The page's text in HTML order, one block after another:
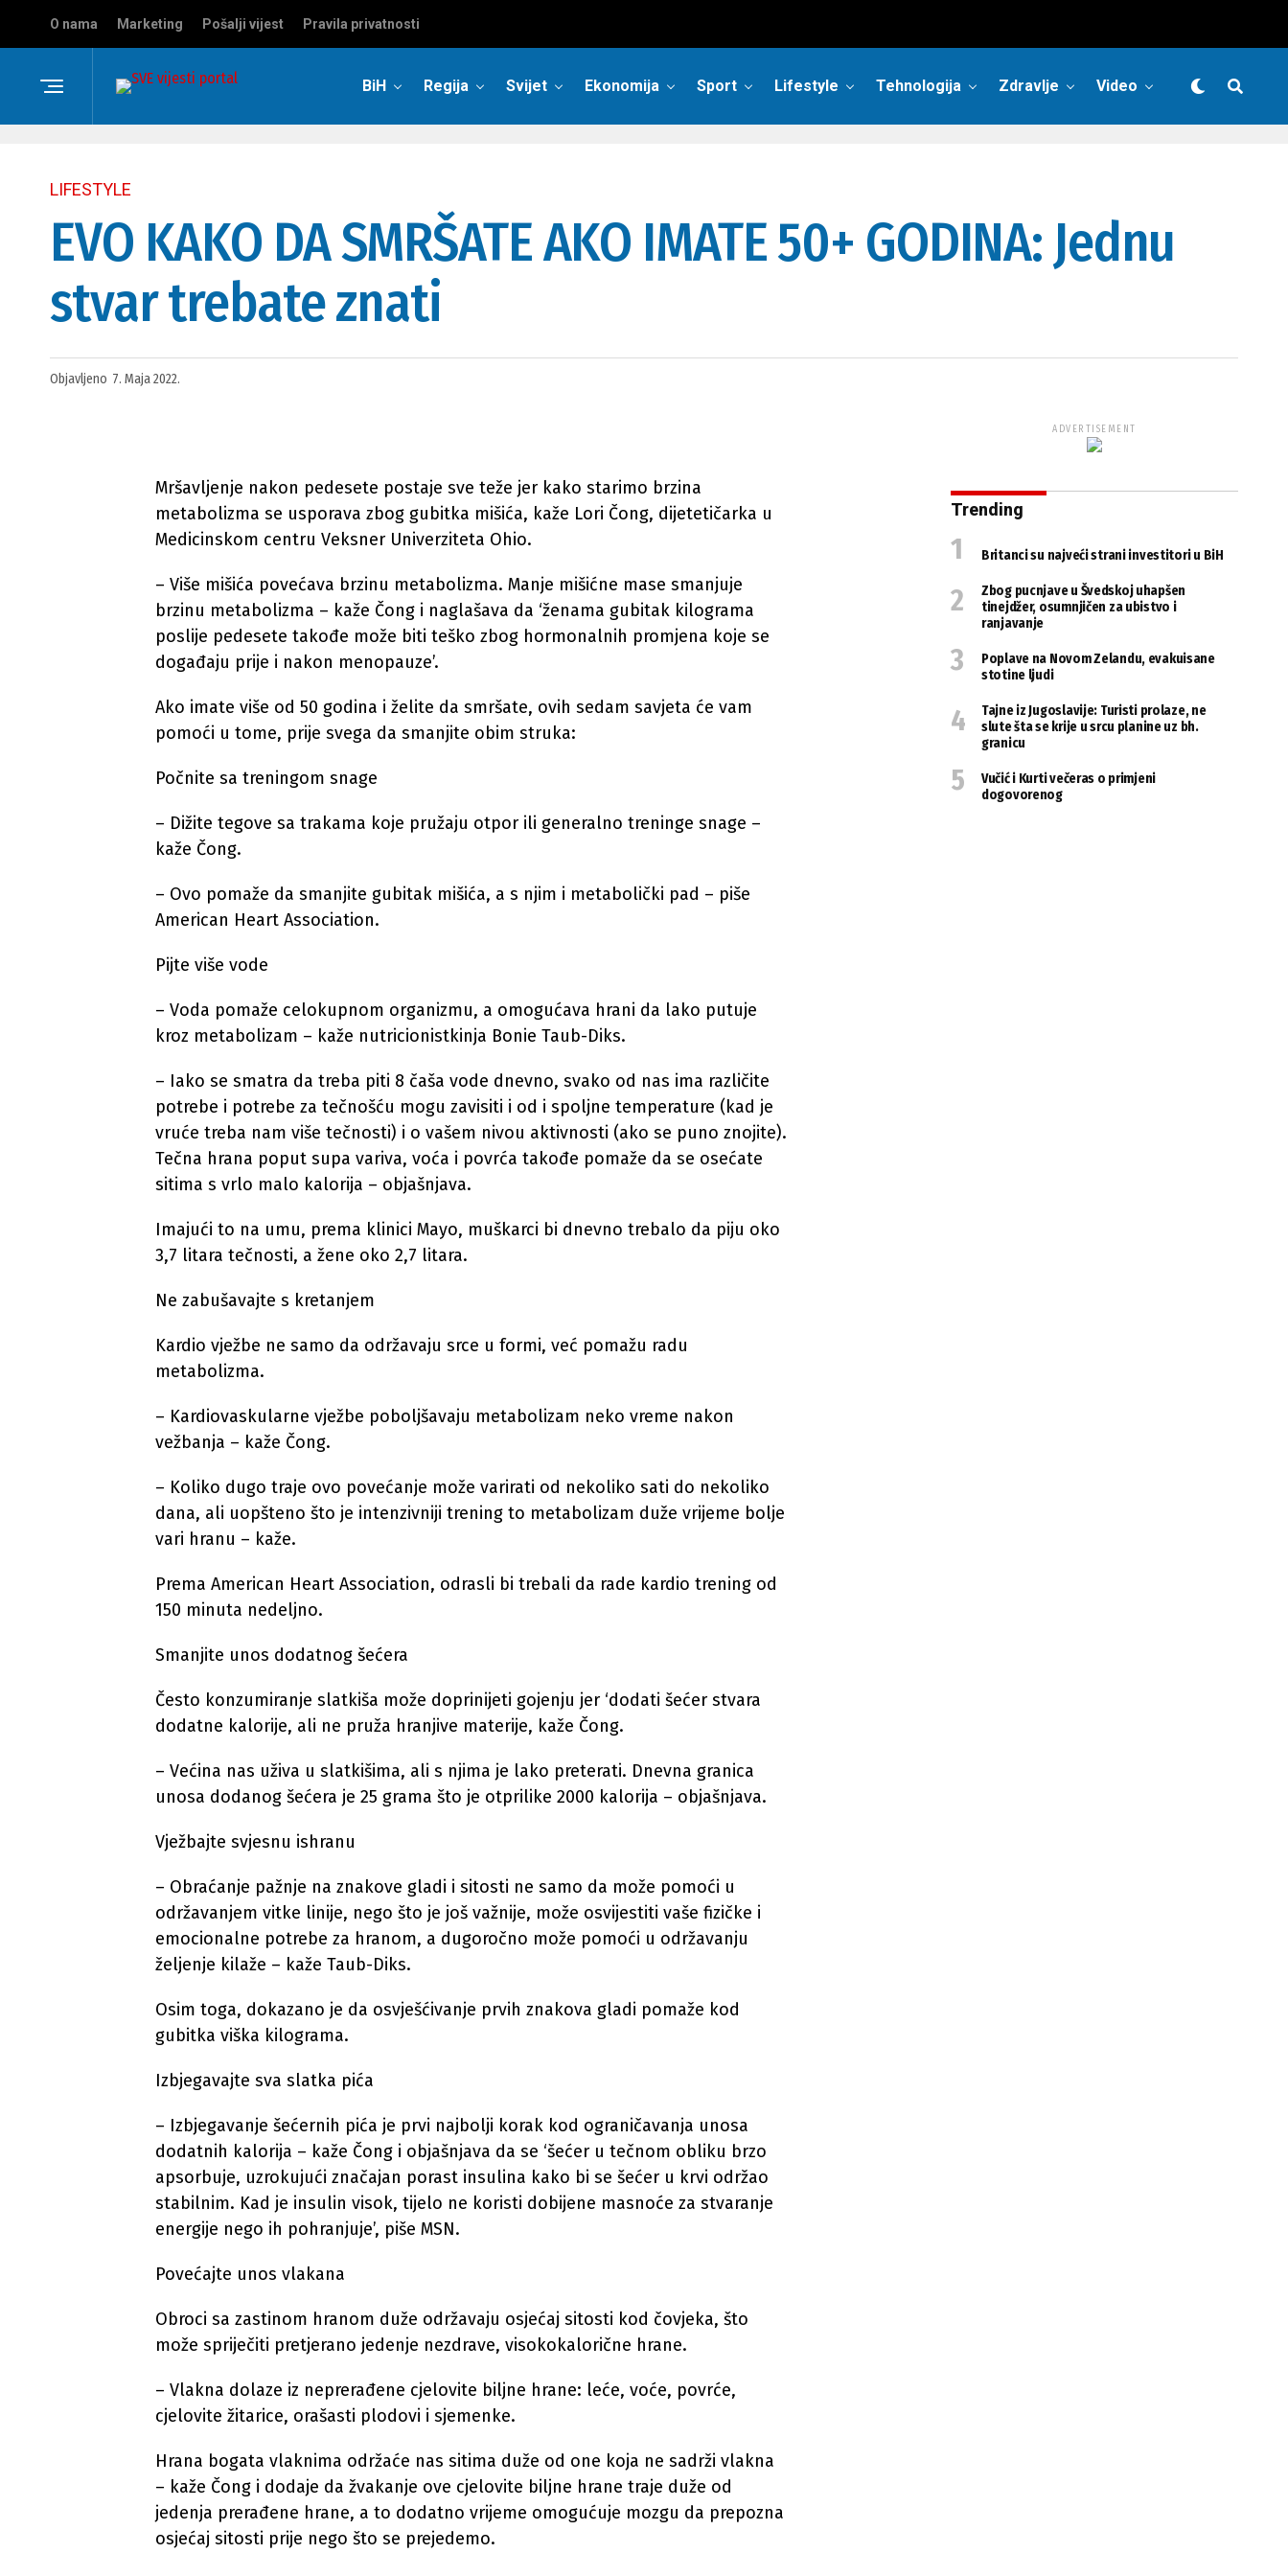
O nama Marketing Pošalji vijest Pravila privatnosti
BiH Regija Svijet Ekonomija Sport Lifestyle Tehnologija Zdravlje Video
LIFESTYLE
EVO KAKO DA SMRŠATE AKO IMATE 50+ GODINA: Jednu
stvar trebate znati
Objavljeno 7. Maja 2022.
Mršavljenje nakon pedesete postaje sve teže jer kako starimo brzina
metabolizma se usporava zbog gubitka mišića, kaže Lori Čong, dijetetičarka u
Medicinskom centru Veksner Univerziteta Ohio.
– Više mišića povećava brzinu metabolizma. Manje mišićne mase smanjuje
brzinu metabolizma – kaže Čong i naglašava da ‘ženama gubitak kilograma
poslije pedesete takođe može biti teško zbog hormonalnih promjena koje se
događaju prije i nakon menopauze’.
Ako imate više od 50 godina i želite da smršate, ovih sedam savjeta će vam
pomoći u tome, prije svega da smanjite obim struka:
Počnite sa treningom snage
– Dižite tegove sa trakama koje pružaju otpor ili generalno treninge snage –
kaže Čong.
– Ovo pomaže da smanjite gubitak mišića, a s njim i metabolički pad – piše
American Heart Association.
Pijte više vode
– Voda pomaže celokupnom organizmu, a omogućava hrani da lako putuje
kroz metabolizam – kaže nutricionistkinja Bonie Taub-Diks.
– Iako se smatra da treba piti 8 čaša vode dnevno, svako od nas ima različite
potrebe i potrebe za tečnošću mogu zavisiti i od i spoljne temperature (kad je
vruće treba nam više tečnosti) i o vašem nivou aktivnosti (ako se puno znojite).
Tečna hrana poput supa variva, voća i povrća takođe pomaže da se osećate
sitima s vrlo malo kalorija – objašnjava.
Imajući to na umu, prema klinici Mayo, muškarci bi dnevno trebalo da piju oko
3,7 litara tečnosti, a žene oko 2,7 litara.
Ne zabušavajte s kretanjem
Kardio vježbe ne samo da održavaju srce u formi, već pomažu radu
metabolizma.
– Kardiovaskularne vježbe poboljšavaju metabolizam neko vreme nakon
vežbanja – kaže Čong.
– Koliko dugo traje ovo povećanje može varirati od nekoliko sati do nekoliko
dana, ali uopšteno što je intenzivniji trening to metabolizam duže vrijeme bolje
vari hranu – kaže.
Prema American Heart Association, odrasli bi trebali da rade kardio trening od
150 minuta nedeljno.
Smanjite unos dodatnog šećera
Često konzumiranje slatkiša može doprinijeti gojenju jer ‘dodati šećer stvara
dodatne kalorije, ali ne pruža hranjive materije, kaže Čong.
– Većina nas uživa u slatkišima, ali s njima je lako preterati. Dnevna granica
unosa dodanog šećera je 25 grama što je otprilike 2000 kalorija – objašnjava.
Vježbajte svjesnu ishranu
– Obraćanje pažnje na znakove gladi i sitosti ne samo da može pomoći u
održavanjem vitke linije, nego što je još važnije, može osvijestiti vaše fizičke i
emocionalne potrebe za hranom, a dugoročno može pomoći u održavanju
željenje kilaže – kaže Taub-Diks.
Osim toga, dokazano je da osvješćivanje prvih znakova gladi pomaže kod
gubitka viška kilograma.
Izbjegavajte sva slatka pića
– Izbjegavanje šećernih pića je prvi najbolji korak kod ograničavanja unosa
dodatnih kalorija – kaže Čong i objašnjava da se ‘šećer u tečnom obliku brzo
apsorbuje, uzrokujući značajan porast insulina kako bi se šećer u krvi održao
stabilnim. Kad je insulin visok, tijelo ne koristi dobijene masnoće za stvaranje
energije nego ih pohranjuje’, piše MSN.
Povećajte unos vlakana
Obroci sa zastinom hranom duže održavaju osjećaj sitosti kod čovjeka, što
može spriječiti pretjerano jedenje nezdrave, visokokalorične hrane.
– Vlakna dolaze iz neprerađene cjelovite biljne hrane: leće, voće, povrće,
cjelovite žitarice, orašasti plodovi i sjemenke.
Hrana bogata vlaknima održaće nas sitima duže od one koja ne sadrži vlakna
– kaže Čong i dodaje da žvakanje ove cjelovite biljne hrane traje duže od
jedenja prerađene hrane, a to dodatno vrijeme omogućuje mozgu da prepozna
osjećaj sitosti prije nego što se prejedemo.
ADVERTISEMENT
Trending
Britanci su najveći strani investitori u BiH
Zbog pucnjave u Švedskoj uhapšen
tinejdžer, osumnjičen za ubistvo i
ranjavanje
Poplave na Novom Zelandu, evakuisane
stotine ljudi
Tajne iz Jugoslavije: Turisti prolaze, ne
slute šta se krije u srcu planine uz bh.
granicu
Vučić i Kurti večeras o primjeni
dogovorenog